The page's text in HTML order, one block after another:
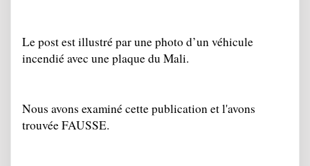
Le post est illustré par une photo d’un véhicule
incendié avec une plaque du Mali.
Nous avons examiné cette publication et l'avons
trouvée FAUSSE.